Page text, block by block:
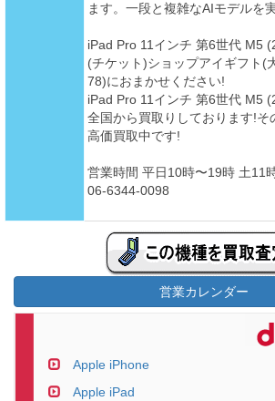
ます。一段と複雑なAIモデルを
iPad Pro 11インチ 第6世代 M5
(チケット)ショップアイギフト(
78)におまかせください!
iPad Pro 11インチ 第6世代 M5
全国から買取りしております!そ
高価買取中です!
営業時間 平日10時〜19時 土11
06-6344-0098
営業カレンダー
Apple iPhone
Apple iPad